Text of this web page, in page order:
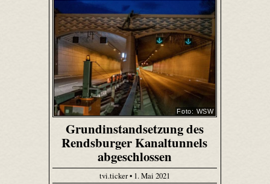
Foto: WSW
Grundinstandsetzung des
Rendsburger Kanaltunnels
abgeschlossen
tvi.ticker • 1. Mai 2021